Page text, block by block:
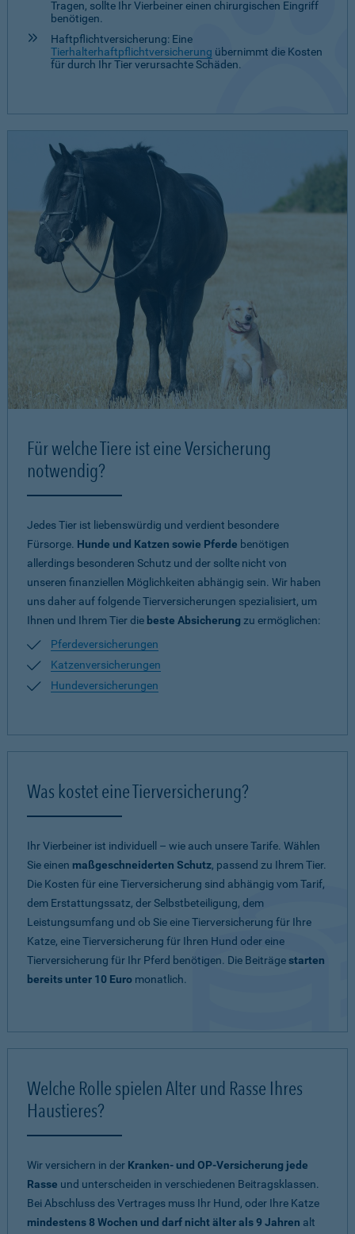
Tragen, sollte Ihr Vierbeiner einen chirurgischen Eingriff
benötigen.
Haftpflichtversicherung: Eine
Tierhalterhaftpflichtversicherung übernimmt die Kosten
für durch Ihr Tier verursachte Schäden.
Für welche Tiere ist eine Versicherung
notwendig?
Jedes Tier ist liebenswürdig und verdient besondere
Fürsorge. Hunde und Katzen sowie Pferde benötigen
allerdings besonderen Schutz und der sollte nicht von
unseren finanziellen Möglichkeiten abhängig sein. Wir haben
uns daher auf folgende Tierversicherungen spezialisiert, um
Ihnen und Ihrem Tier die beste Absicherung zu ermöglichen:
Pferdeversicherungen
Katzenversicherungen
Hundeversicherungen
Was kostet eine Tierversicherung?
Ihr Vierbeiner ist individuell – wie auch unsere Tarife. Wählen
Sie einen maßgeschneiderten Schutz, passend zu Ihrem Tier.
Die Kosten für eine Tierversicherung sind abhängig vom Tarif,
dem Erstattungssatz, der Selbstbeteiligung, dem
Leistungsumfang und ob Sie eine Tierversicherung für Ihre
Katze, eine Tierversicherung für Ihren Hund oder eine
Tierversicherung für Ihr Pferd benötigen. Die Beiträgestarten
bereits unter 10 Euro monatlich.
Welche Rolle spielen Alter und Rasse Ihres
Haustieres?
Wir versichern in der Kranken- und OP-Versicherung jede
Rasse und unterscheiden in verschiedenen Beitragsklassen.
Bei Abschluss des Vertrages muss Ihr Hund, oder Ihre Katze
mindestens 8 Wochen und darf nicht älter als 9 Jahren alt